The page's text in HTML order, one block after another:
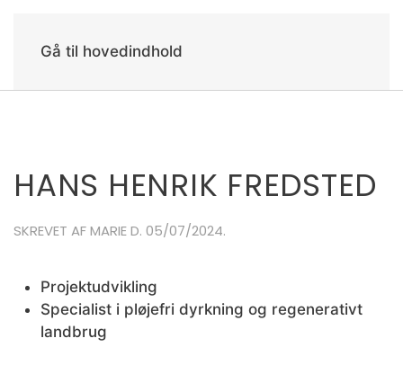
Gå til hovedindhold
HANS HENRIK FREDSTED
SKREVET AFMARIED. 05/07/2024.
Projektudvikling
Specialist i pløjefri dyrkning og regenerativt
landbrug